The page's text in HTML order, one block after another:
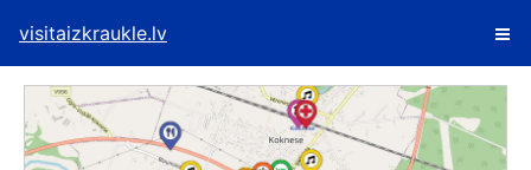
visitaizkraukle.lv